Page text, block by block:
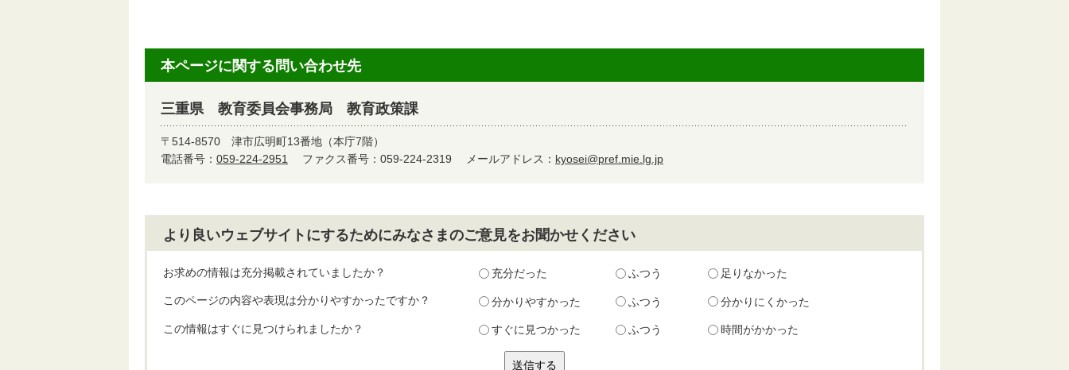
本ページに関する問い合わせ先
三重県 教育委員会事務局 教育政策課
〒514-8570 津市広明町13番地（本庁7階）
電話番号： 059-224-2951 ファクス番号：059-224-2319 メールアドレス： kyosei@pref.mie.lg.jp
より良いウェブサイトにするためにみなさまのご意見をお聞かせください
お求めの情報は充分掲載されていましたか？ 充分だった ふつう 足りなかった
このページの内容や表現は分かりやすかったですか？ 分かりやすかった ふつう 分かりにくかった
この情報はすぐに見つけられましたか？ すぐに見つかった ふつう 時間がかかった